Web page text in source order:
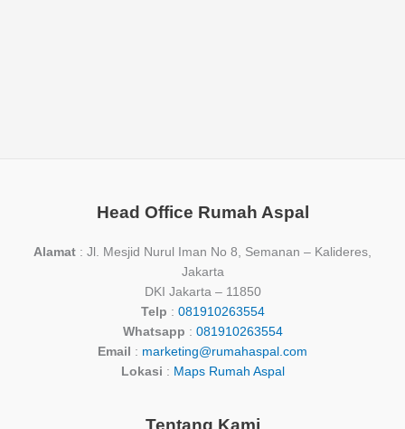
Head Office Rumah Aspal
Alamat : Jl. Mesjid Nurul Iman No 8, Semanan – Kalideres,
Jakarta
DKI Jakarta – 11850
Telp : 081910263554
Whatsapp : 081910263554
Email
: marketing@rumahaspal.com
Lokasi : Maps Rumah Aspal
Tentang Kami